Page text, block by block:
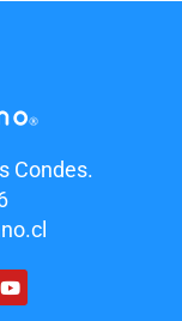
Condes.